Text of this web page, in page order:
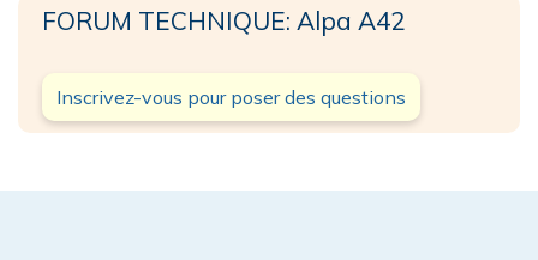
FORUM TECHNIQUE: Alpa A42
Inscrivez-vous pour poser des questions